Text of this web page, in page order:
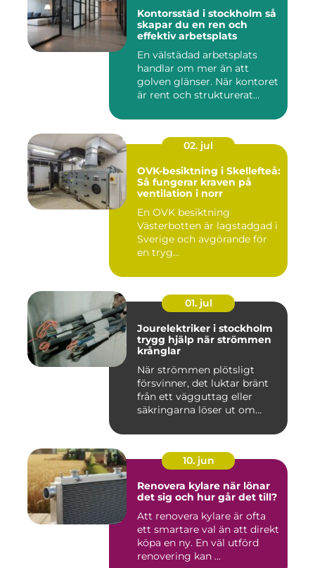
Kontorsstäd i stockholm så
skapar du en ren och
effektiv arbetsplats
En välstädad arbetsplats
handlar om mer än att
golven glänser. När kontoret
är rent och strukturerat...
02. jul
OVK-besiktning i Skellefteå:
Så fungerar kraven på
ventilation i norr
En OVK besiktning
Västerbotten är lagstadgad i
Sverige och avgörande för
en tryg...
01. jul
Jourelektriker i stockholm
trygg hjälp när strömmen
krånglar
När strömmen plötsligt
försvinner, det luktar bränt
från ett vägguttag eller
säkringarna löser ut om...
10. jun
Renovera kylare när lönar
det sig och hur går det till?
Att renovera kylare är ofta
ett smartare val än att direkt
köpa en ny. En väl utförd
renovering kan ...